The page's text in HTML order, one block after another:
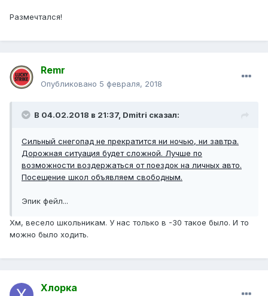
Размечтался!
Remr
Опубликовано 5 февраля, 2018
В 04.02.2018 в 21:37, Dmitri сказал:
Сильный снегопад не прекратится ни ночью, ни завтра.
Дорожная ситуация будет сложной. Лучше по
возможности воздержаться от поездок на личных авто.
Посещение школ объявляем свободным.
Эпик фейл...
Хм, весело школьникам. У нас только в -30 такое было. И то
можно было ходить.
Хлорка